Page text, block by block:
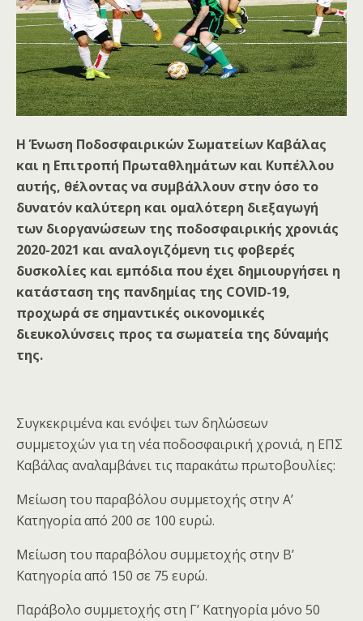
Η Ένωση Ποδοσφαιρικών Σωματείων Καβάλας
και η Επιτροπή Πρωταθλημάτων και Κυπέλλου
αυτής, θέλοντας να συμβάλλουν στην όσο το
δυνατόν καλύτερη και ομαλότερη διεξαγωγή
των διοργανώσεων της ποδοσφαιρικής χρονιάς
2020-2021 και αναλογιζόμενη τις φοβερές
δυσκολίες και εμπόδια που έχει δημιουργήσει η
κατάσταση της πανδημίας της COVID-19,
προχωρά σε σημαντικές οικονομικές
διευκολύνσεις προς τα σωματεία της δύναμής
της.
Συγκεκριμένα και ενόψει των δηλώσεων
συμμετοχών για τη νέα ποδοσφαιρική χρονιά, η ΕΠΣ
Καβάλας αναλαμβάνει τις παρακάτω πρωτοβουλίες:
Μείωση του παραβόλου συμμετοχής στην Α’
Κατηγορία από 200 σε 100 ευρώ.
Μείωση του παραβόλου συμμετοχής στην Β’
Κατηγορία από 150 σε 75 ευρώ.
Παράβολο συμμετοχής στη Γ’ Κατηγορία μόνο 50